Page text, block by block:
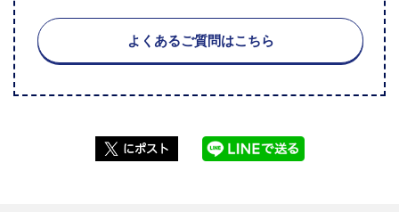
よくあるご質問はこちら